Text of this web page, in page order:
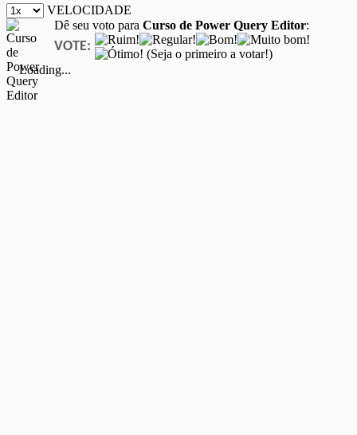
VELOCIDADE
Dê seu voto para Curso de Power Query Editor:
VOTE:
(Seja o primeiro a votar!)
Loading...